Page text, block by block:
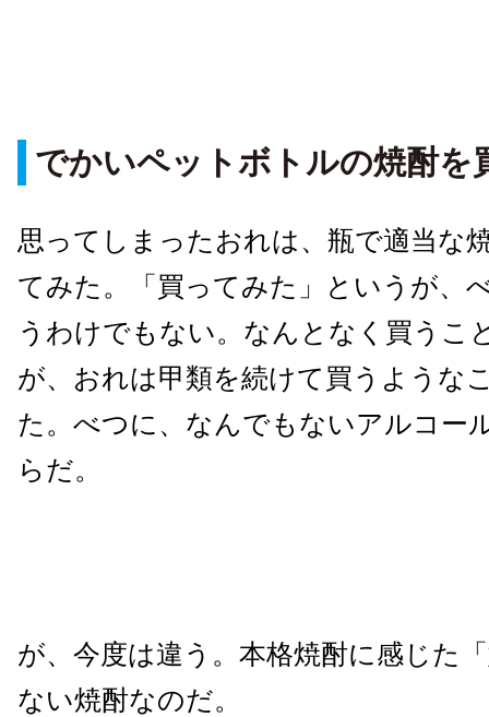
でかいペットボトルの焼酎を
思ってしまったおれは、瓶で適当な
てみた。「買ってみた」というが、
うわけでもない。なんとなく買うこ
が、おれは甲類を続けて買うような
た。べつに、なんでもないアルコー
らだ。
が、今度は違う。本格焼酎に感じた
ない焼酎なのだ。